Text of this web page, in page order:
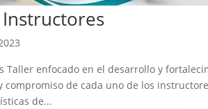
Taller enfocado en el desarrollo y
de cada uno de los
de...